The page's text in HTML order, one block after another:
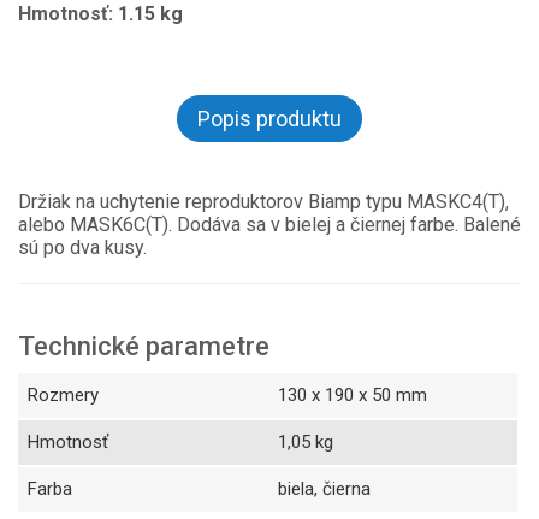
Hmotnosť: 1.15 kg
Popis produktu
Držiak na uchytenie reproduktorov Biamp typu MASKC4(T),
alebo MASK6C(T). Dodáva sa v bielej a čiernej farbe. Balené
sú po dva kusy.
Technické parametre
Rozmery 130 x 190 x 50 mm
Hmotnosť 1,05 kg
Farba biela, čierna